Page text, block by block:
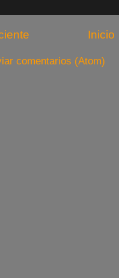
Inicio
comentarios (Atom)